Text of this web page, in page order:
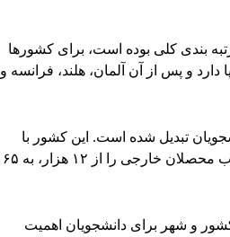
بندی کلی بوده است، برای کشورها
و پس از آن آلمان، هلند، فرانسه و
تبدیل شده است. این کشور با
افزایش گزینه دانشگاه‌های انگلیسی زبان، در سال گذشته توانست میزان جذب محصلان خارجی را از ۱۲ هزار، به ۶۵
و شهر برای دانشجویان اهمیت